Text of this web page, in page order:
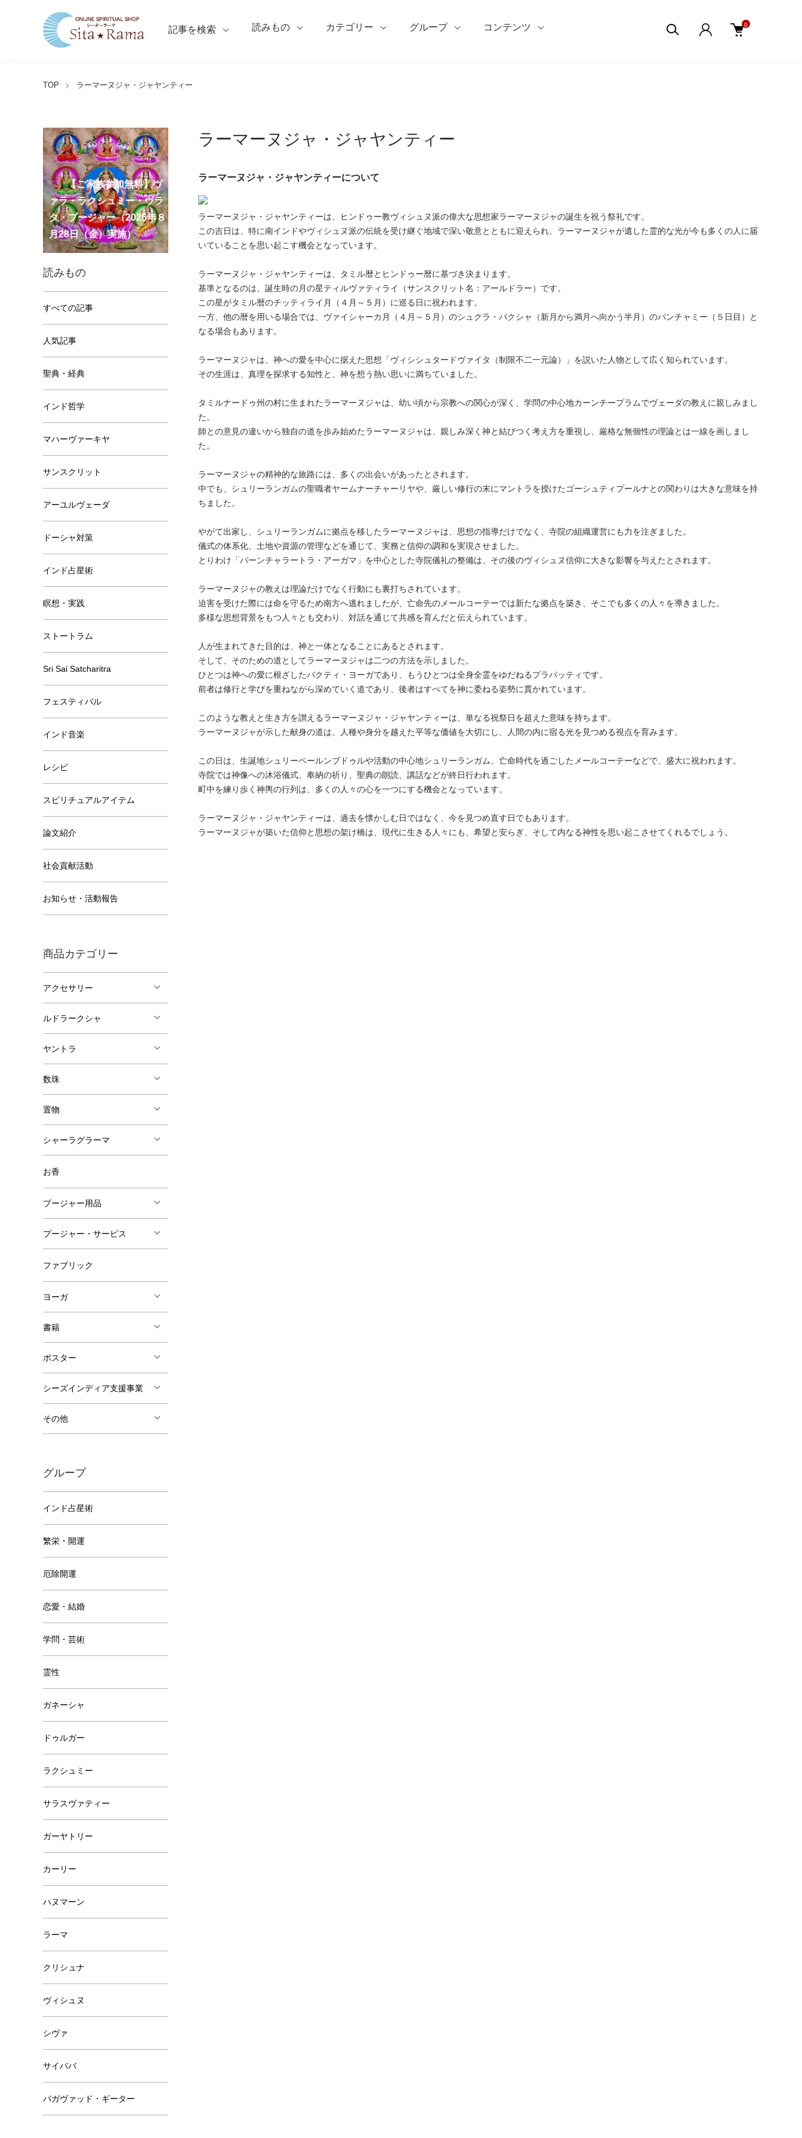
記事を検索 読みもの カテゴリー グループ コンテンツ 0
TOP ラーマーヌジャ・ジャヤンティー
ラーマーヌジャ・ジャヤンティー
ラーマーヌジャ・ジャヤンティーについて
ラーマーヌジャ・ジャヤンティーは、ヒンドゥー教ヴィシュヌ派の偉大な思想家ラーマーヌジャの誕生を祝う祭礼です。
この吉日は、特に南インドやヴィシュヌ派の伝統を受け継ぐ地域で深い敬意とともに迎えられ、ラーマーヌジャが遺した霊的な光が今も多くの人に届
いていることを思い起こす機会となっています。
ラーマーヌジャ・ジャヤンティーは、タミル暦とヒンドゥー暦に基づき決まります。
基準となるのは、誕生時の月の星ティルヴァティライ（サンスクリット名：アールドラー）です。
この星がタミル暦のチッティライ月（４月～５月）に巡る日に祝われます。
一方、他の暦を用いる場合では、ヴァイシャーカ月（４月～５月）のシュクラ・パクシャ（新月から満月へ向かう半月）のパンチャミー（５日目）と
なる場合もあります。
ラーマーヌジャは、神への愛を中心に据えた思想「ヴィシシュタードヴァイタ（制限不二一元論）」を説いた人物として広く知られています。
その生涯は、真理を探求する知性と、神を想う熱い思いに満ちていました。
タミルナードゥ州の村に生まれたラーマーヌジャは、幼い頃から宗教への関心が深く、学問の中心地カーンチープラムでヴェーダの教えに親しみまし
た。
師との意見の違いから独自の道を歩み始めたラーマーヌジャは、親しみ深く神と結びつく考え方を重視し、厳格な無個性の理論とは一線を画しまし
た。
ラーマーヌジャの精神的な旅路には、多くの出会いがあったとされます。
中でも、シュリーランガムの聖職者ヤームナーチャーリヤや、厳しい修行の末にマントラを授けたゴーシュティプールナとの関わりは大きな意味を持
ちました。
やがて出家し、シュリーランガムに拠点を移したラーマーヌジャは、思想の指導だけでなく、寺院の組織運営にも力を注ぎました。
儀式の体系化、土地や資源の管理などを通じて、実務と信仰の調和を実現させました。
とりわけ「パーンチャラートラ・アーガマ」を中心とした寺院儀礼の整備は、その後のヴィシュヌ信仰に大きな影響を与えたとされます。
ラーマーヌジャの教えは理論だけでなく行動にも裏打ちされています。
迫害を受けた際には命を守るため南方へ逃れましたが、亡命先のメールコーテーでは新たな拠点を築き、そこでも多くの人々を導きました。
多様な思想背景をもつ人々とも交わり、対話を通じて共感を育んだと伝えられています。
人が生まれてきた目的は、神と一体となることにあるとされます。
そして、そのための道としてラーマーヌジャは二つの方法を示しました。
ひとつは神への愛に根ざしたバクティ・ヨーガであり、もうひとつは全身全霊をゆだねるプラパッティです。
前者は修行と学びを重ねながら深めていく道であり、後者はすべてを神に委ねる姿勢に貫かれています。
このような教えと生き方を讃えるラーマーヌジャ・ジャヤンティーは、単なる祝祭日を超えた意味を持ちます。
ラーマーヌジャが示した献身の道は、人種や身分を越えた平等な価値を大切にし、人間の内に宿る光を見つめる視点を育みます。
この日は、生誕地シュリーペールンブドゥルや活動の中心地シュリーランガム、亡命時代を過ごしたメールコーテーなどで、盛大に祝われます。
寺院では神像への沐浴儀式、奉納の祈り、聖典の朗読、講話などが終日行われます。
町中を練り歩く神輿の行列は、多くの人々の心を一つにする機会となっています。
ラーマーヌジャ・ジャヤンティーは、過去を懐かしむ日ではなく、今を見つめ直す日でもあります。
ラーマーヌジャが築いた信仰と思想の架け橋は、現代に生きる人々にも、希望と安らぎ、そして内なる神性を思い起こさせてくれるでしょう。
【ご家族参加無料】ア
ーディ・アマーヴァシャ
ー・プージャー（2026年８
月12日（水）実施）
【ご家族参加無料】ラ
クシュミー・クベーラ・マ
ンスリー・プージャー
（2026年８月12日（水）実
施）
【ご家族参加無料】ナ
ーガ・パンチャミー・プー
ジャー（2026年８月17日
（月）実施）
【ご家族参加無料】ヴ
ァラ・ラクシュミー・ヴラ
タ・プージャー（2026年８
月28日（金）実施）
【ご家族参加無料】サ
ンカタハラ・チャトゥルテ
ィー・プージャー（2026年
８月31日（月）実施）
【ご家族参加無料】クリシ
ュナ・ジャヤンティー・プ
ージャー（2026年９月４日
（金）実施）
【ご家族参加無料】ガ
ネーシャ・チャトゥルティ
ー・プージャー（2026年９
月14日（月）実施）
【ご家族参加無料】マ
ハーラクシュミー・ヴラ
タ・プージャー（2026年９
月19日（土）実施）
第220回グループ・ホ
ーマ（ナーガ・パンチャミ
ー、2026年８月17日（月）
実施）
第221回グループ・ホ
ーマ（ガーヤトリー・ジャ
ヤンティー、2026年８月28
日（金）実施）
アンナダーナ・プロジェク
ト（食事の奉仕）
ポストコロナ福祉活動支援
募金
読みもの
すべての記事
人気記事
聖典・経典
インド哲学
マハーヴァーキヤ
サンスクリット
アーユルヴェーダ
ドーシャ対策
インド占星術
瞑想・実践
ストートラム
Sri Sai Satcharitra
フェスティバル
インド音楽
レシピ
スピリチュアルアイテム
論文紹介
社会貢献活動
お知らせ・活動報告
商品カテゴリー
アクセサリー
ルドラークシャ
ヤントラ
数珠
置物
シャーラグラーマ
お香
プージャー用品
プージャー・サービス
ファブリック
ヨーガ
書籍
ポスター
シーズインディア支援事業
その他
グループ
インド占星術
繁栄・開運
厄除開運
恋愛・結婚
学問・芸術
霊性
ガネーシャ
ドゥルガー
ラクシュミー
サラスヴァティー
ガーヤトリー
カーリー
ハヌマーン
ラーマ
クリシュナ
ヴィシュヌ
シヴァ
サイババ
バガヴァッド・ギーター